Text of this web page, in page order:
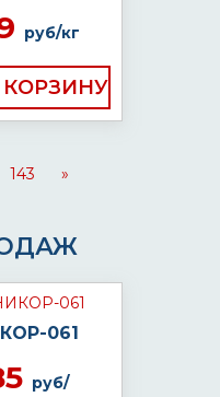
руб/кг
143 »
061
руб/